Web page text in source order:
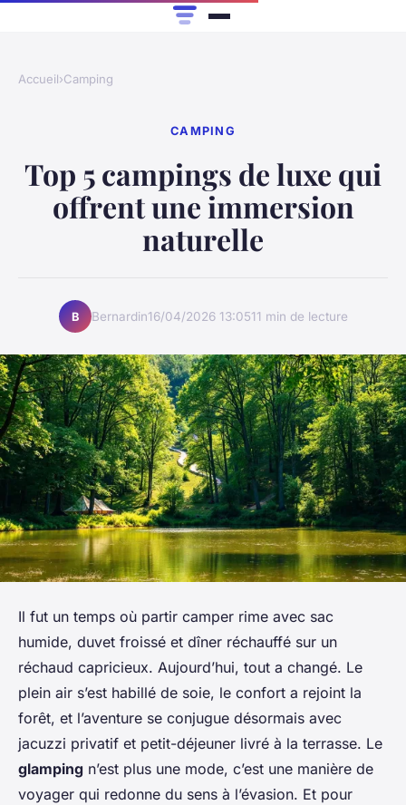
Accueil›Camping
CAMPING
Top 5 campings de luxe qui
offrent une immersion
naturelle
B Bernardin16/04/2026 13:0511 min de lecture
Il fut un temps où partir camper rime avec sac
humide, duvet froissé et dîner réchauffé sur un
réchaud capricieux. Aujourd’hui, tout a changé. Le
plein air s’est habillé de soie, le confort a rejoint la
forêt, et l’aventure se conjugue désormais avec
jacuzzi privatif et petit-déjeuner livré à la terrasse. Le
glamping n’est plus une mode, c’est une manière de
voyager qui redonne du sens à l’évasion. Et pour